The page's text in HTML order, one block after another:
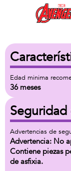
Edad minima
36 meses
Advertencias de
Advertencia: No
Contiene piezas
de asfixia.